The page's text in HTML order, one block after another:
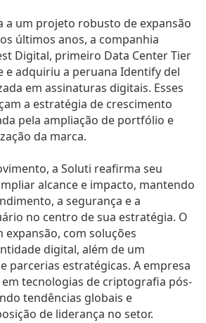
a um projeto robusto de expansão
últimos anos, a companhia
Digital, primeiro Data Center Tier
e adquiriu a peruana Identify del
em assinaturas digitais. Esses
a estratégia de crescimento
pela ampliação de portfólio e
da marca.
a Soluti reafirma seu
alcance e impacto, mantendo
a segurança e a
no centro de sua estratégia. O
com soluções
digital, além de um
parcerias estratégicas. A empresa
tecnologias de criptografia pós-
tendências globais e
de liderança no setor.